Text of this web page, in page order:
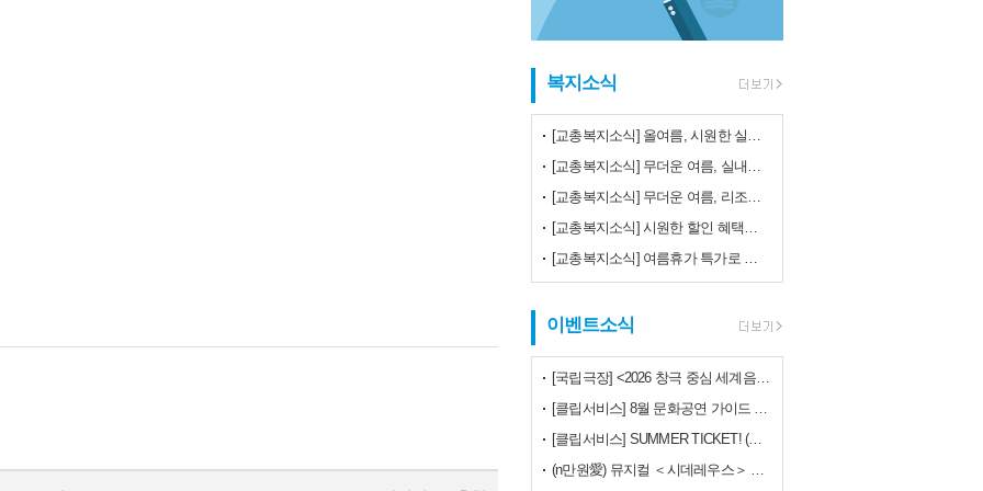
복지소식
[교총복지소식] 올여름, 시원한 실내공연으로 특별한 하루를!♬ (뮤지컬·연극·콘서트)
[교총복지소식] 무더운 여름, 실내공연으로 시원하게 보내세요~!!
[교총복지소식] 무더운 여름, 리조트 할인부터 문화공연 혜택까지!
[교총복지소식] 시원한 할인 혜택으로 무더위 날려버리세요!
[교총복지소식] 여름휴가 특가로 떠나보세요~!!
이벤트소식
[국립극장] <2026 창극 중심 세계음악극축제> 30% 특가할인!!
[클립서비스] 8월 문화공연 가이드 (최대 40% 할인)
[클립서비스] SUMMER TICKET! (최대 75% 할인!!)
(n만원愛) 뮤지컬 ＜시데레우스＞ 특별할인!!